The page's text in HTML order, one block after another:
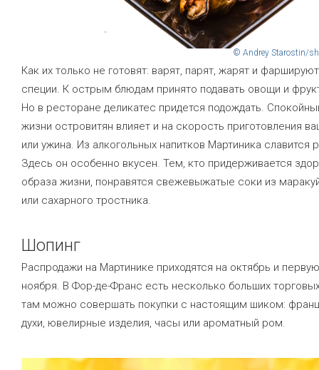
© Andrey Starostin/
Как их только не готовят: варят, парят, жарят и
специи. К острым блюдам принято подавать овощи и
Но в ресторане деликатес придется подождать.
жизни островитян влияет и на скорость приготовления
или ужина. Из алкогольных напитков Мартиника славится
Здесь он особенно вкусен. Тем, кто придерживается
образа жизни, понравятся свежевыжатые соки из
или сахарного тростника.
Шопинг
Распродажи на Мартинике приходятся на октябрь и
ноября. В Фор-де-Франс есть несколько больших
там можно совершать покупки с настоящим шиком:
духи, ювелирные изделия, часы или ароматный ром.